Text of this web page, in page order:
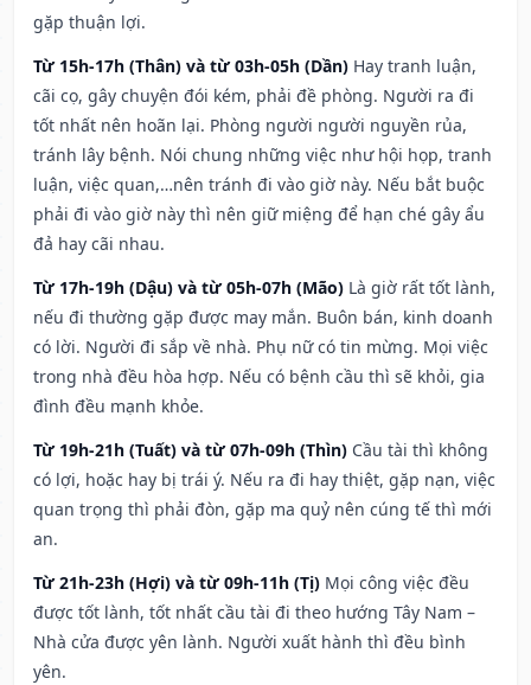
gặp thuận lợi.
Từ 15h-17h (Thân) và từ 03h-05h (Dần) Hay tranh luận,
cãi cọ, gây chuyện đói kém, phải đề phòng. Người ra đi
tốt nhất nên hoãn lại. Phòng người người nguyền rủa,
tránh lây bệnh. Nói chung những việc như hội họp, tranh
luận, việc quan,…nên tránh đi vào giờ này. Nếu bắt buộc
phải đi vào giờ này thì nên giữ miệng để hạn ché gây ẩu
đả hay cãi nhau.
Từ 17h-19h (Dậu) và từ 05h-07h (Mão) Là giờ rất tốt lành,
nếu đi thường gặp được may mắn. Buôn bán, kinh doanh
có lời. Người đi sắp về nhà. Phụ nữ có tin mừng. Mọi việc
trong nhà đều hòa hợp. Nếu có bệnh cầu thì sẽ khỏi, gia
đình đều mạnh khỏe.
Từ 19h-21h (Tuất) và từ 07h-09h (Thìn) Cầu tài thì không
có lợi, hoặc hay bị trái ý. Nếu ra đi hay thiệt, gặp nạn, việc
quan trọng thì phải đòn, gặp ma quỷ nên cúng tế thì mới
an.
Từ 21h-23h (Hợi) và từ 09h-11h (Tị) Mọi công việc đều
được tốt lành, tốt nhất cầu tài đi theo hướng Tây Nam –
Nhà cửa được yên lành. Người xuất hành thì đều bình
yên.